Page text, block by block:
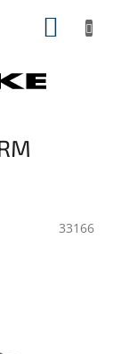
33166